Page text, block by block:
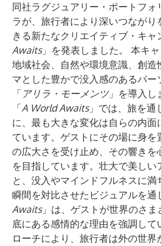
同社ラグジュアリー・ポートフォ
ラが、旅行者により深いつなが
きる新たなクリエイティブ・キャ
Awaits」を発表しました。
本キ
地域社会、自然や環境意識、創造
マとした豊かで没入感のあるパー
「 アリラ・モーメンツ」を導入し
「A World Awaits」では、旅を通
に、最も大きな変化は自らの内面
ています。ゲストにその場に身
の広大さを受け止め、その響きを
を目指しています。壮大で美し
と、没入やマインドフルネスに
瞬間を対比させたビジュアルを通
Awaits」は、ゲストが世界のさ
底にある感情的な理由を強調し
ローチにより、旅行者は外の世界